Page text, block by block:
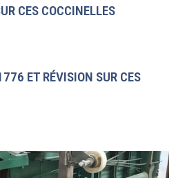
CES COCCINELLES
ET RÉVISION SUR CES